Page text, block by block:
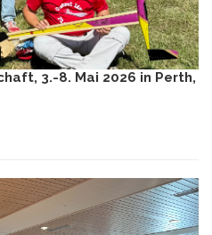
3.-8. Mai 2026 in Perth,